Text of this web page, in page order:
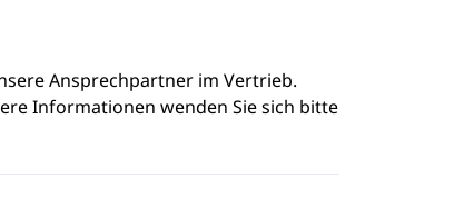
Ansprechpartner im Vertrieb.
Informationen wenden Sie sich bitte